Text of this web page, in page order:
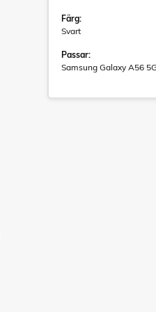
Färg:
Svart
Passar:
Samsung Galaxy A56